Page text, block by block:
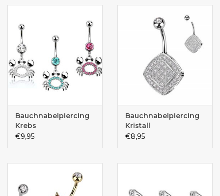
Bauchnabelpiercing
Krebs
€9,95
Bauchnabelpiercing
Kristall
€8,95